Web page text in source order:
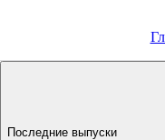
Последние выпуски